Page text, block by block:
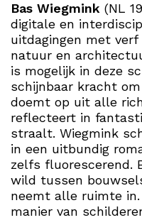
Bas Wiegmink (NL
digitale en
uitdagingen met
natuur en
is mogelijk in deze
schijnbaar kracht
doemt op uit alle
reflecteert in
straalt. Wiegmink
in een uitbundig
zelfs fluorescerend.
wild tussen
neemt alle ruimte
manier van